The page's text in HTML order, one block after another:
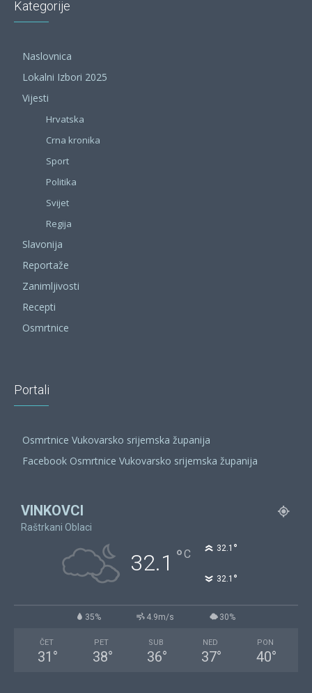
Kategorije
Naslovnica
Lokalni Izbori 2025
Vijesti
Hrvatska
Crna kronika
Sport
Politika
Svijet
Regija
Slavonija
Reportaže
Zanimljivosti
Recepti
Osmrtnice
Portali
Osmrtnice Vukovarsko srijemska županija
Facebook Osmrtnice Vukovarsko srijemska županija
VINKOVCI
Raštrkani Oblaci
32.1 °C 32.1 °
32.1 °
35% 4.9m/s 30%
ČET
31 °
PET
38°
SUB
36°
NED
37°
PON
40°